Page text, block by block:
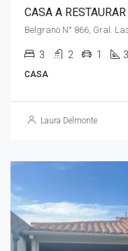
Belgrano N° 866, Gral.
3 2 1
CASA
Laura Delmonte